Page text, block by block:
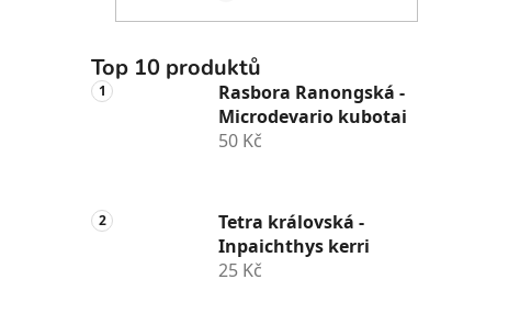
Top 10 produktů
Rasbora Ranongská -
Microdevario kubotai
50 Kč
Tetra královská -
Inpaichthys kerri
25 Kč